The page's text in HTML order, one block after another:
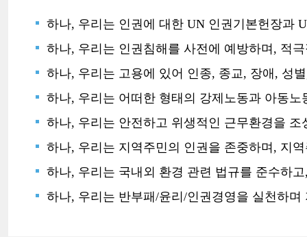
하나, 우리는 인권에 대한 UN 인권기본헌장과
하나, 우리는 인권침해를 사전에 예방하며, 적
하나, 우리는 고용에 있어 인종, 종교, 장애, 성
하나, 우리는 어떠한 형태의 강제노동과 아동노
하나, 우리는 안전하고 위생적인 근무환경을
하나, 우리는 지역주민의 인권을 존중하며, 지
하나, 우리는 국내외 환경 관련 법규를 준수하
하나, 우리는 반부패/윤리/인권경영을 실천하